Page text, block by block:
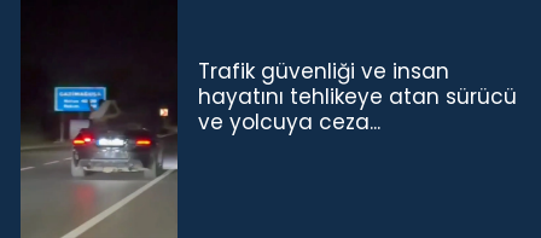
Trafik güvenliği ve insan
hayatını tehlikeye atan sürücü
ve yolcuya ceza...